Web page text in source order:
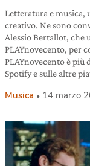
Letteratura e musica,
creativo. Ne sono
Alessio Bertallot, che
PLAYnovecento, per
PLAYnovecento è più
Spotify e sulle altre
Musica 14 marzo